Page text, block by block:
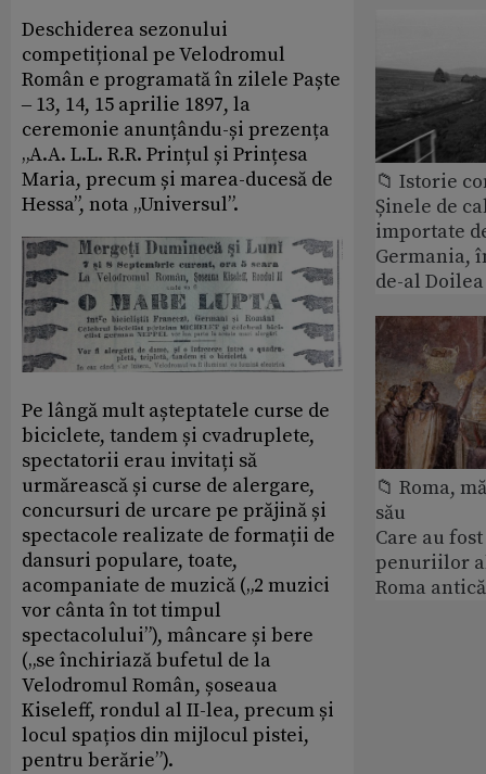
Deschiderea sezonului
competițional pe Velodromul
Român e programată în zilele Paște
‒ 13, 14, 15 aprilie 1897, la
ceremonie anunțându-și prezența
„A.A. L.L. R.R. Prințul și Prințesa
Maria, precum și marea-ducesă de
Hessa”, nota „Universul”.
Pe lângă mult așteptatele curse de
biciclete, tandem și cvadruplete,
spectatorii erau invitați să
urmărească și curse de alergare,
concursuri de urcare pe prăjină și
spectacole realizate de formații de
dansuri populare, toate,
acompaniate de muzică („2 muzici
vor cânta în tot timpul
spectacolului”), mâncare și bere
(„se închiriază bufetul de la
Velodromul Român, șoseaua
Kiseleff, rondul al II-lea, precum și
locul spațios din mijlocul pistei,
pentru berărie”).
📁 Istorie
Șinele de
importate
Germania,
de-al
📁 Roma,
său
Care au
penuriilor
Roma